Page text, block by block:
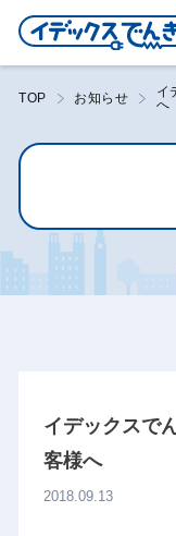
TOP お知らせ
イ
へ
イデックスで
客様へ
2018.09.13